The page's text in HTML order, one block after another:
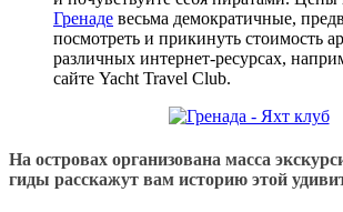
Гренаде весьма демократичные,
посмотреть и прикинуть стоимость
различных интернет-ресурсах,
сайте Yacht Travel Club.
На островах организована масса
гиды расскажут вам историю этой